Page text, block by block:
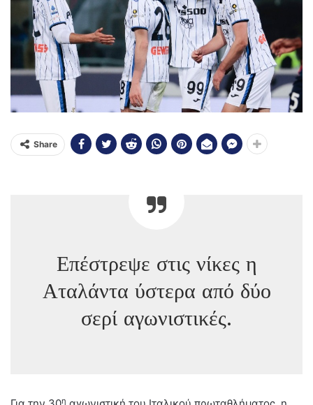
Share
Επέστρεψε στις νίκες η
Αταλάντα ύστερα από δύο
σερί αγωνιστικές.
η